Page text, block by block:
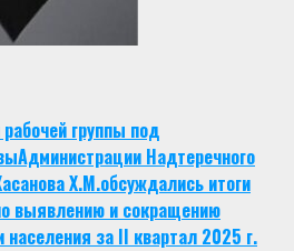
группы под
Надтеречного
Х.М.обсуждались итоги
выявлению и сокращению
за II квартал 2025 г.